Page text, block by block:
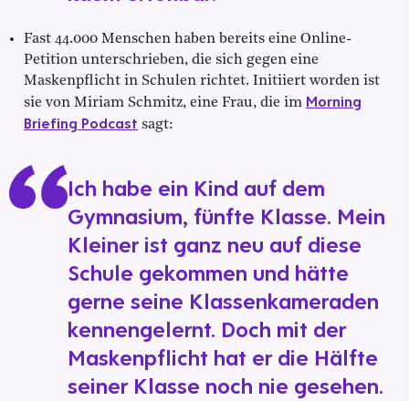
Fast 44.000 Menschen haben bereits eine Online-
Petition unterschrieben, die sich gegen eine
Maskenpflicht in Schulen richtet. Initiiert worden ist
sie von Miriam Schmitz, eine Frau, die im Morning
Briefing Podcast sagt:
Ich habe ein Kind auf dem
Gymnasium, fünfte Klasse. Mein
Kleiner ist ganz neu auf diese
Schule gekommen und hätte
gerne seine Klassenkameraden
kennengelernt. Doch mit der
Maskenpflicht hat er die Hälfte
seiner Klasse noch nie gesehen.